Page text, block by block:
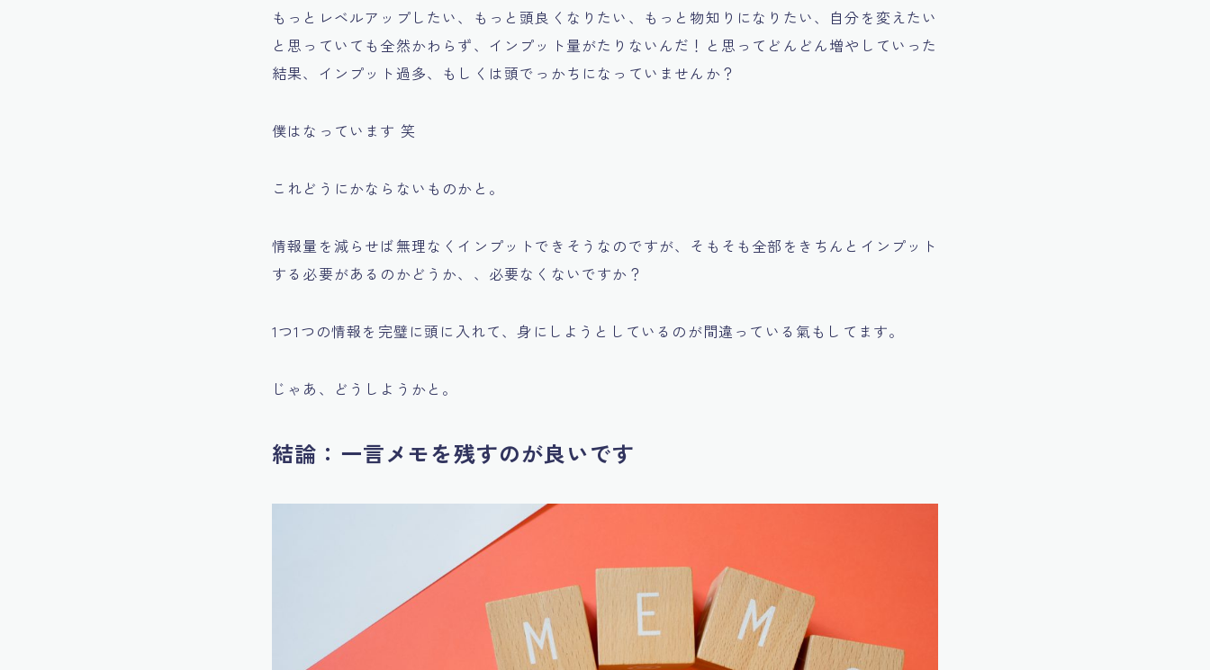
もっとレベルアップしたい、もっと頭良くなりたい、もっと物知りになりたい、自分を変えたい
と思っていても全然かわらず、インプット量がたりないんだ！と思ってどんどん増やしていった
結果、インプット過多、もしくは頭でっかちになっていませんか？
僕はなっています 笑
これどうにかならないものかと。
情報量を減らせば無理なくインプットできそうなのですが、そもそも全部をきちんとインプット
する必要があるのかどうか、、必要なくないですか？
1つ1つの情報を完璧に頭に入れて、身にしようとしているのが間違っている氣もしてます。
じゃあ、どうしようかと。
結論：一言メモを残すのが良いです